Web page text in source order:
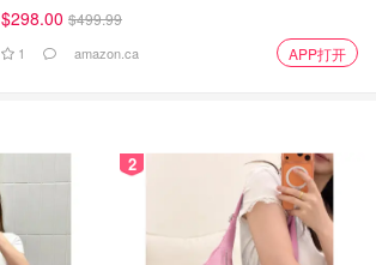
$298.00 $499.99
1 amazon.ca APP打开
2